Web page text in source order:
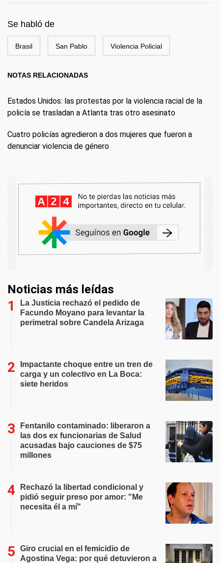
Se habló de
Brasil San Pablo Violencia Policial
NOTAS RELACIONADAS
Estados Unidos: las protestas por la violencia racial de la
policía se trasladan a Atlanta tras otro asesinato
Cuatro policías agredieron a dos mujeres que fueron a
denunciar violencia de género
Noticias más leídas
La Justicia rechazó el pedido de
Facundo Moyano para levantar la
perimetral sobre Candela Arizaga
Impactante choque entre un tren de
carga y un colectivo en La Boca:
siete heridos
Fentanilo contaminado: liberaron a
las dos ex funcionarias de Salud
acusadas bajo cauciones de $75
millones
Rechazó la libertad condicional y
pidió seguir preso por amor: "Me
necesita él a mí"
Giro crucial en el femicidio de
Agostina Vega: por qué detuvieron a